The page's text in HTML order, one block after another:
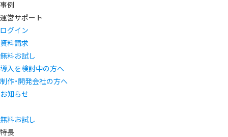
事例
運営サポート
ログイン
資料請求
無料お試し
導入を検討中の方へ
制作・開発会社の方へ
お知らせ
無料お試し
特長